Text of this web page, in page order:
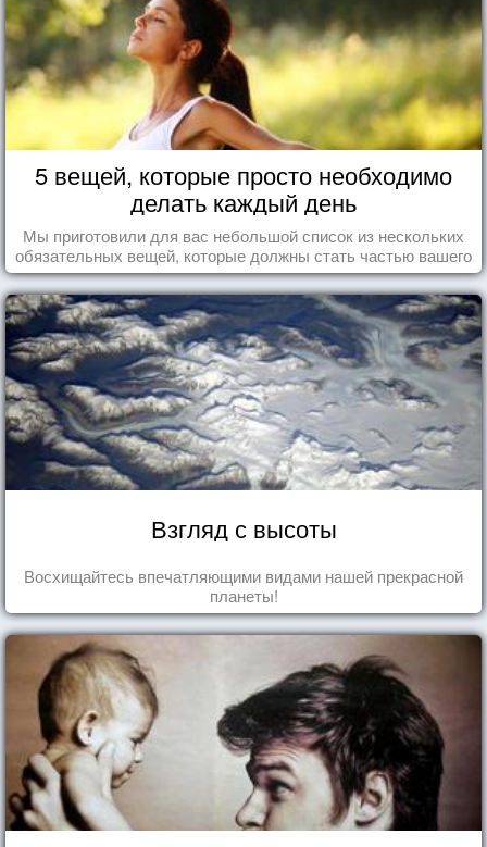
5 вещей, которые просто необходимо
делать каждый день
Мы приготовили для вас небольшой список из нескольких
обязательных вещей, которые должны стать частью вашего
дня.
Взгляд с высоты
Восхищайтесь впечатляющими видами нашей прекрасной
планеты!